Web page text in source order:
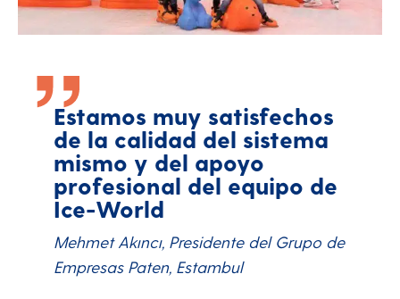
Estamos muy satisfechos
de la calidad del sistema
mismo y del apoyo
profesional del equipo de
Ice-World
Mehmet Akıncı, Presidente del Grupo de
Empresas Paten, Estambul